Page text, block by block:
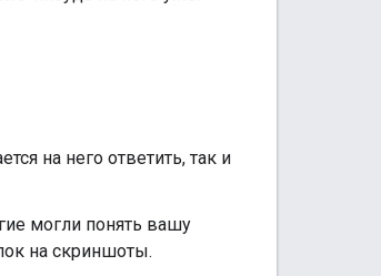
на него ответить, так и
могли понять вашу
на скриншоты.